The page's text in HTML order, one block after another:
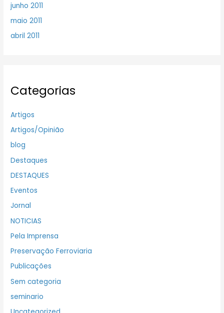
junho 2011
maio 2011
abril 2011
Categorias
Artigos
Artigos/Opinião
blog
Destaques
DESTAQUES
Eventos
Jornal
NOTICIAS
Pela Imprensa
Preservação Ferroviaria
Publicações
Sem categoria
seminario